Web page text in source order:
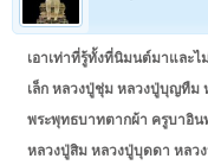
เอาเท่าที่รู้ทั้งที่นิมนต์มาและ
เล็ก หลวงปู่ชุ่ม หลวงปู่บุญทืม
พระพุทธบาทตากผ้า ครูบาอิน
หลวงปู่สิม หลวงปู่บุดดา หลว